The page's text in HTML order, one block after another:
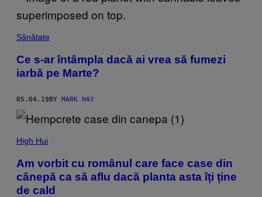
Sănătate
Ce s-ar întâmpla dacă ai vrea să fumezi
iarbă pe Marte?
05.04.19BY MARK HAY
High Hui
Am vorbit cu românul care face case din
cânepă ca să aflu dacă planta asta îți ține
de cald